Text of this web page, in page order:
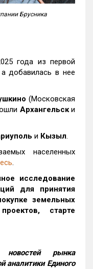
Брусника
года из первой
добавилась в нее
(Московская
Архангельски
и Кызыл.
населенных
.
исследование
для принятия
земельных
старте
рынка
аналитики Единого